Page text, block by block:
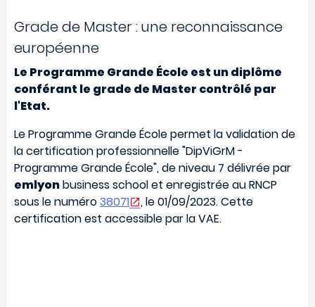
Grade de Master : une reconnaissance
européenne
Le Programme Grande École est un diplôme
conférant le grade de Master contrôlé par
l'Etat.
Le Programme Grande École permet la validation de
la certification professionnelle "DipViGrM -
Programme Grande École", de niveau 7 délivrée par
emlyonbusiness school et enregistrée au RNCP
sous le numéro38071
, le 01/09/2023. Cette
certification est accessible par la VAE.